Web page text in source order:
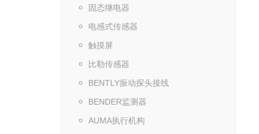
固态继电器
电感式传感器
触摸屏
比勒传感器
BENTLY振动探头接线
BENDER监测器
AUMA执行机构